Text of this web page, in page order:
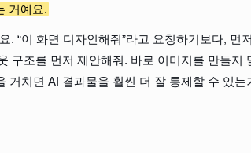
거예요.
. “이 화면 디자인해줘”라고 요청하기보다, 먼
구조를 먼저 제안해줘. 바로 이미지를 만들지
거치면 AI 결과물을 훨씬 더 잘 통제할 수 있는